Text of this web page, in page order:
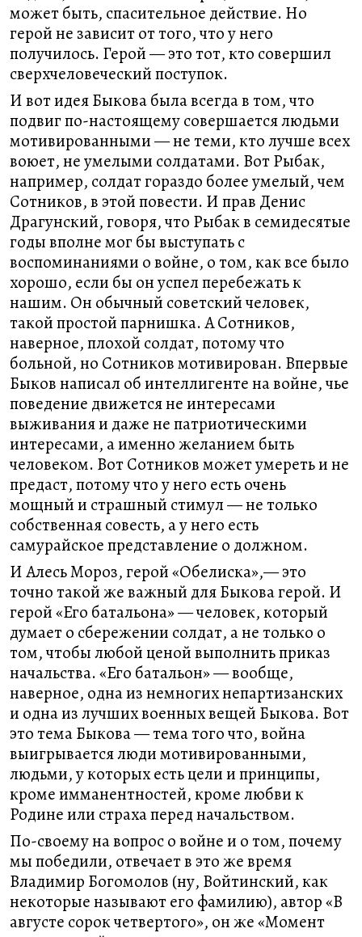
может быть, спасительное действие. Но
герой не зависит от того, что у него
получилось. Герой — это тот, кто совершил
сверхчеловеческий поступок.
И вот идея Быкова была всегда в том, что
подвиг по-настоящему совершается людьми
мотивированными — не теми, кто лучше всех
воюет, не умелыми солдатами. Вот Рыбак,
например, солдат гораздо более умелый, чем
Сотников, в этой повести. И прав Денис
Драгунский, говоря, что Рыбак в семидесятые
годы вполне мог бы выступать с
воспоминаниями о войне, о том, как все было
хорошо, если бы он успел перебежать к
нашим. Он обычный советский человек,
такой простой парнишка. А Сотников,
наверное, плохой солдат, потому что
больной, но Сотников мотивирован. Впервые
Быков написал об интеллигенте на войне, чье
поведение движется не интересами
выживания и даже не патриотическими
интересами, а именно желанием быть
человеком. Вот Сотников может умереть и не
предаст, потому что у него есть очень
мощный и страшный стимул — не только
собственная совесть, а у него есть
самурайское представление о должном.
И Алесь Мороз, герой «Обелиска»,— это
точно такой же важный для Быкова герой. И
герой «Его батальона» — человек, который
думает о сбережении солдат, а не только о
том, чтобы любой ценой выполнить приказ
начальства. «Его батальон» — вообще,
наверное, одна из немногих непартизанских
и одна из лучших военных вещей Быкова. Вот
это тема Быкова — тема того что, война
выигрывается люди мотивированными,
людьми, у которых есть цели и принципы,
кроме имманентностей, кроме любви к
Родине или страха перед начальством.
По-своему на вопрос о войне и о том, почему
мы победили, отвечает в это же время
Владимир Богомолов (ну, Войтинский, как
некоторые называют его фамилию), автор «В
августе сорок четвертого», он же «Момент